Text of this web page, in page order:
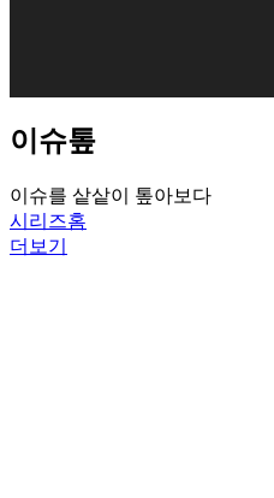
이슈톺
이슈를 샅샅이 톺아보다
시리즈홈
더보기